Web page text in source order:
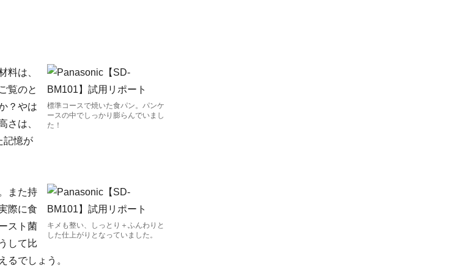
標準コースで焼いた食パン。パンケ
ースの中でしっかり膨らんでいまし
た！
料は、
覧のと
？やは
さは、
記憶が
キメも整い、しっとり＋ふんわりと
した仕上がりとなっていました。
また持
際に食
スト菌
して比
るでしょう。